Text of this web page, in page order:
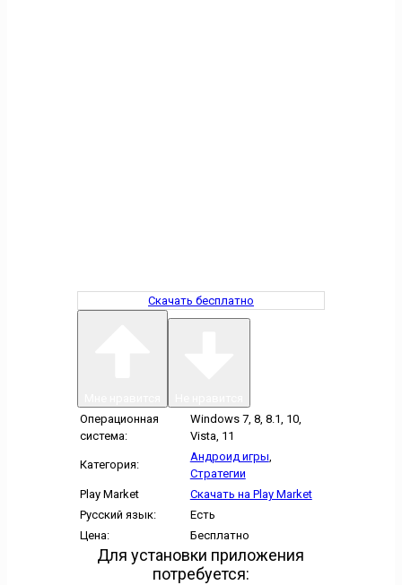
Скачать бесплатно
Операционная
система:
Windows 7, 8, 8.1, 10,
Vista, 11
Категория:
Андроид игры,
Стратегии
Play Market
Скачать на Play Market
Русский язык:
Есть
Цена:
Бесплатно
Для установки приложения
потребуется: